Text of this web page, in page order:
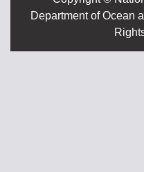
Department of Ocean